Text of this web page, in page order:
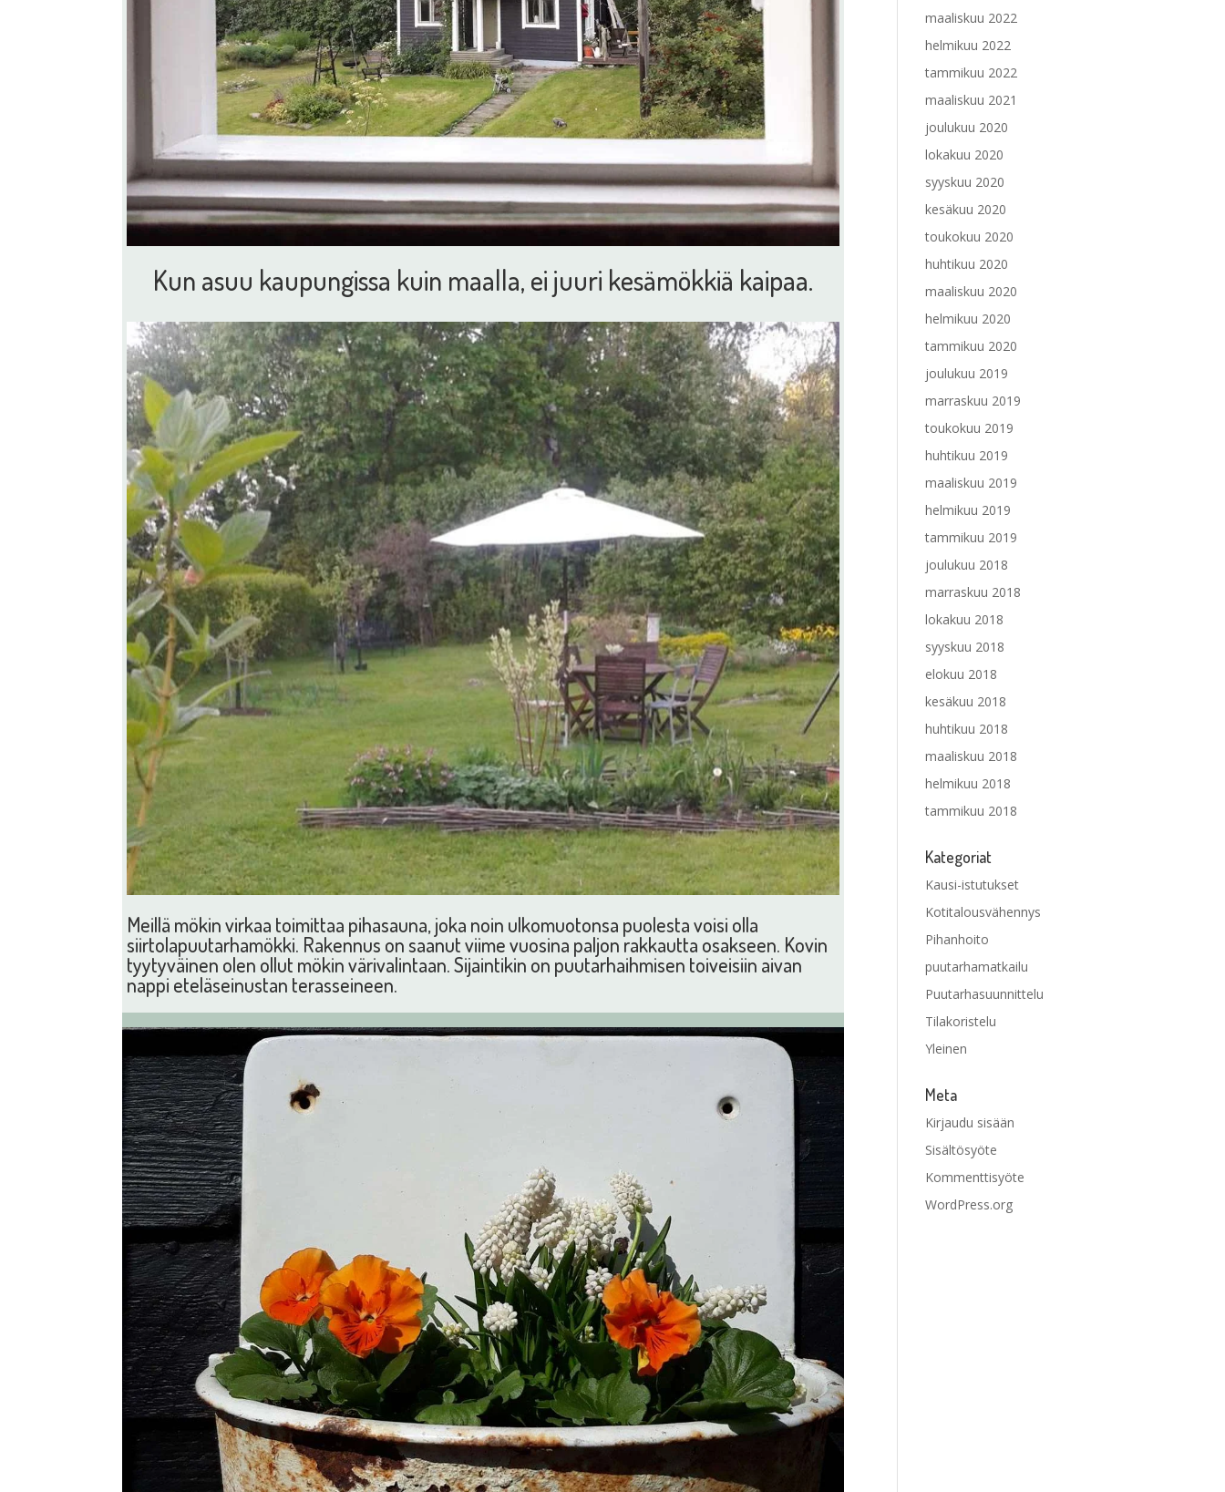
Kun asuu kaupungissa kuin maalla, ei juuri kesämökkiä kaipaa.
Meillä mökin virkaa toimittaa pihasauna, joka noin ulkomuotonsa puolesta voisi olla
siirtolapuutarhamökki. Rakennus on saanut viime vuosina paljon rakkautta osakseen. Kovin
tyytyväinen olen ollut mökin värivalintaan. Sijaintikin on puutarhaihmisen toiveisiin aivan
nappi eteläseinustan terasseineen.
maaliskuu 2022
helmikuu 2022
tammikuu 2022
maaliskuu 2021
joulukuu 2020
lokakuu 2020
syyskuu 2020
kesäkuu 2020
toukokuu 2020
huhtikuu 2020
maaliskuu 2020
helmikuu 2020
tammikuu 2020
joulukuu 2019
marraskuu 2019
toukokuu 2019
huhtikuu 2019
maaliskuu 2019
helmikuu 2019
tammikuu 2019
joulukuu 2018
marraskuu 2018
lokakuu 2018
syyskuu 2018
elokuu 2018
kesäkuu 2018
huhtikuu 2018
maaliskuu 2018
helmikuu 2018
tammikuu 2018
Kategoriat
Kausi-istutukset
Kotitalousvähennys
Pihanhoito
puutarhamatkailu
Puutarhasuunnittelu
Tilakoristelu
Yleinen
Meta
Kirjaudu sisään
Sisältösyöte
Kommenttisyöte
WordPress.org